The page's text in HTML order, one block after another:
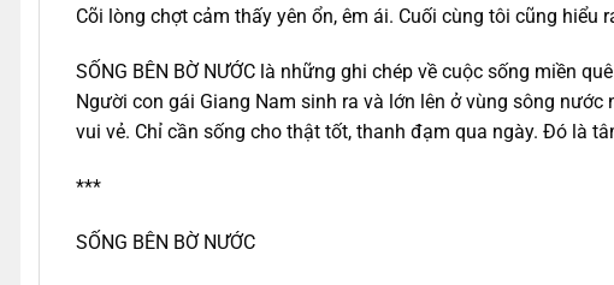
Cõi lòng chợt cảm thấy yên ổn, êm ái. Cuối cùng tôi cũng hiểu
SỐNG BÊN BỜ NƯỚC là những ghi chép về cuộc sống miền
Người con gái Giang Nam sinh ra và lớn lên ở vùng sông
vui vẻ. Chỉ cần sống cho thật tốt, thanh đạm qua ngày. Đó là
***
SỐNG BÊN BỜ NƯỚC